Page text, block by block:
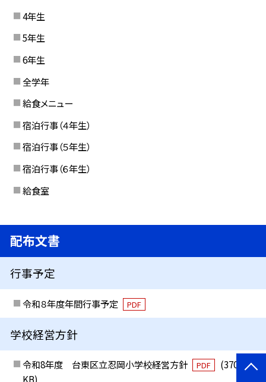
4年生
5年生
6年生
全学年
給食メニュー
宿泊行事（４年生）
宿泊行事（５年生）
宿泊行事（６年生）
給食室
配布文書
行事予定
令和８年度年間行事予定 PDF
学校経営方針
令和8年度 台東区立忍岡小学校経営方針 PDF
(370
KB)